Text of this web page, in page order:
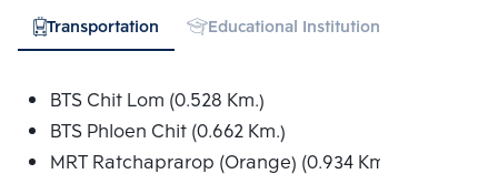
Transportation Educational Institution
BTS Chit Lom (0.528 Km.)
BTS Phloen Chit (0.662 Km.)
MRT Ratchaprarop (Orange) (0.934 Km.)